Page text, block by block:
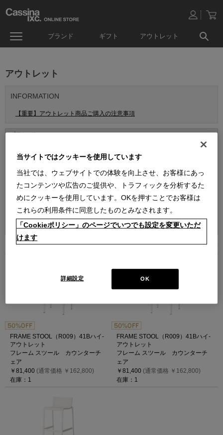
ブランド ギフト アウトレット
アウトレット
INFORMATION
【重要】アウトレット商品ご購入の注意事項
並べ替え：
3件あります
FRAME STOOL（R009）41Bハイ-
アウトレット
フレーム スツール カウンターチ
ェア
￥81,400 (通常価格 ￥162,800)
在庫：1
FRAME STOOL（R009）41Bハイ-
アウトレット
フレーム スツール カウンターチ
ェア
￥81,400 (通常価格 ￥162,800)
在庫：1
当サイトではクッキーを使用しています
当社では、ウェブサイトでの体験を向上させ、お客様にあっ
たコンテンツや広告のご提供や、トラフィックを分析するた
めにクッキーを使用しています。OKを押すことでお客様は
これらの利用条件に同意したものとみなされます。
「Cookieポリシー」のページでいつでも設定を変更いただ
けます
OK
詳細設定